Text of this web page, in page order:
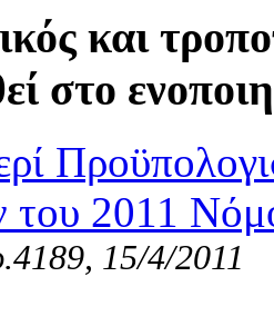
και
στο
του 2011
15/4/2011